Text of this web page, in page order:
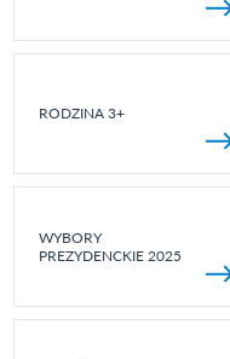
RODZINA 3+
WYBORY
PREZYDENCKIE 2025